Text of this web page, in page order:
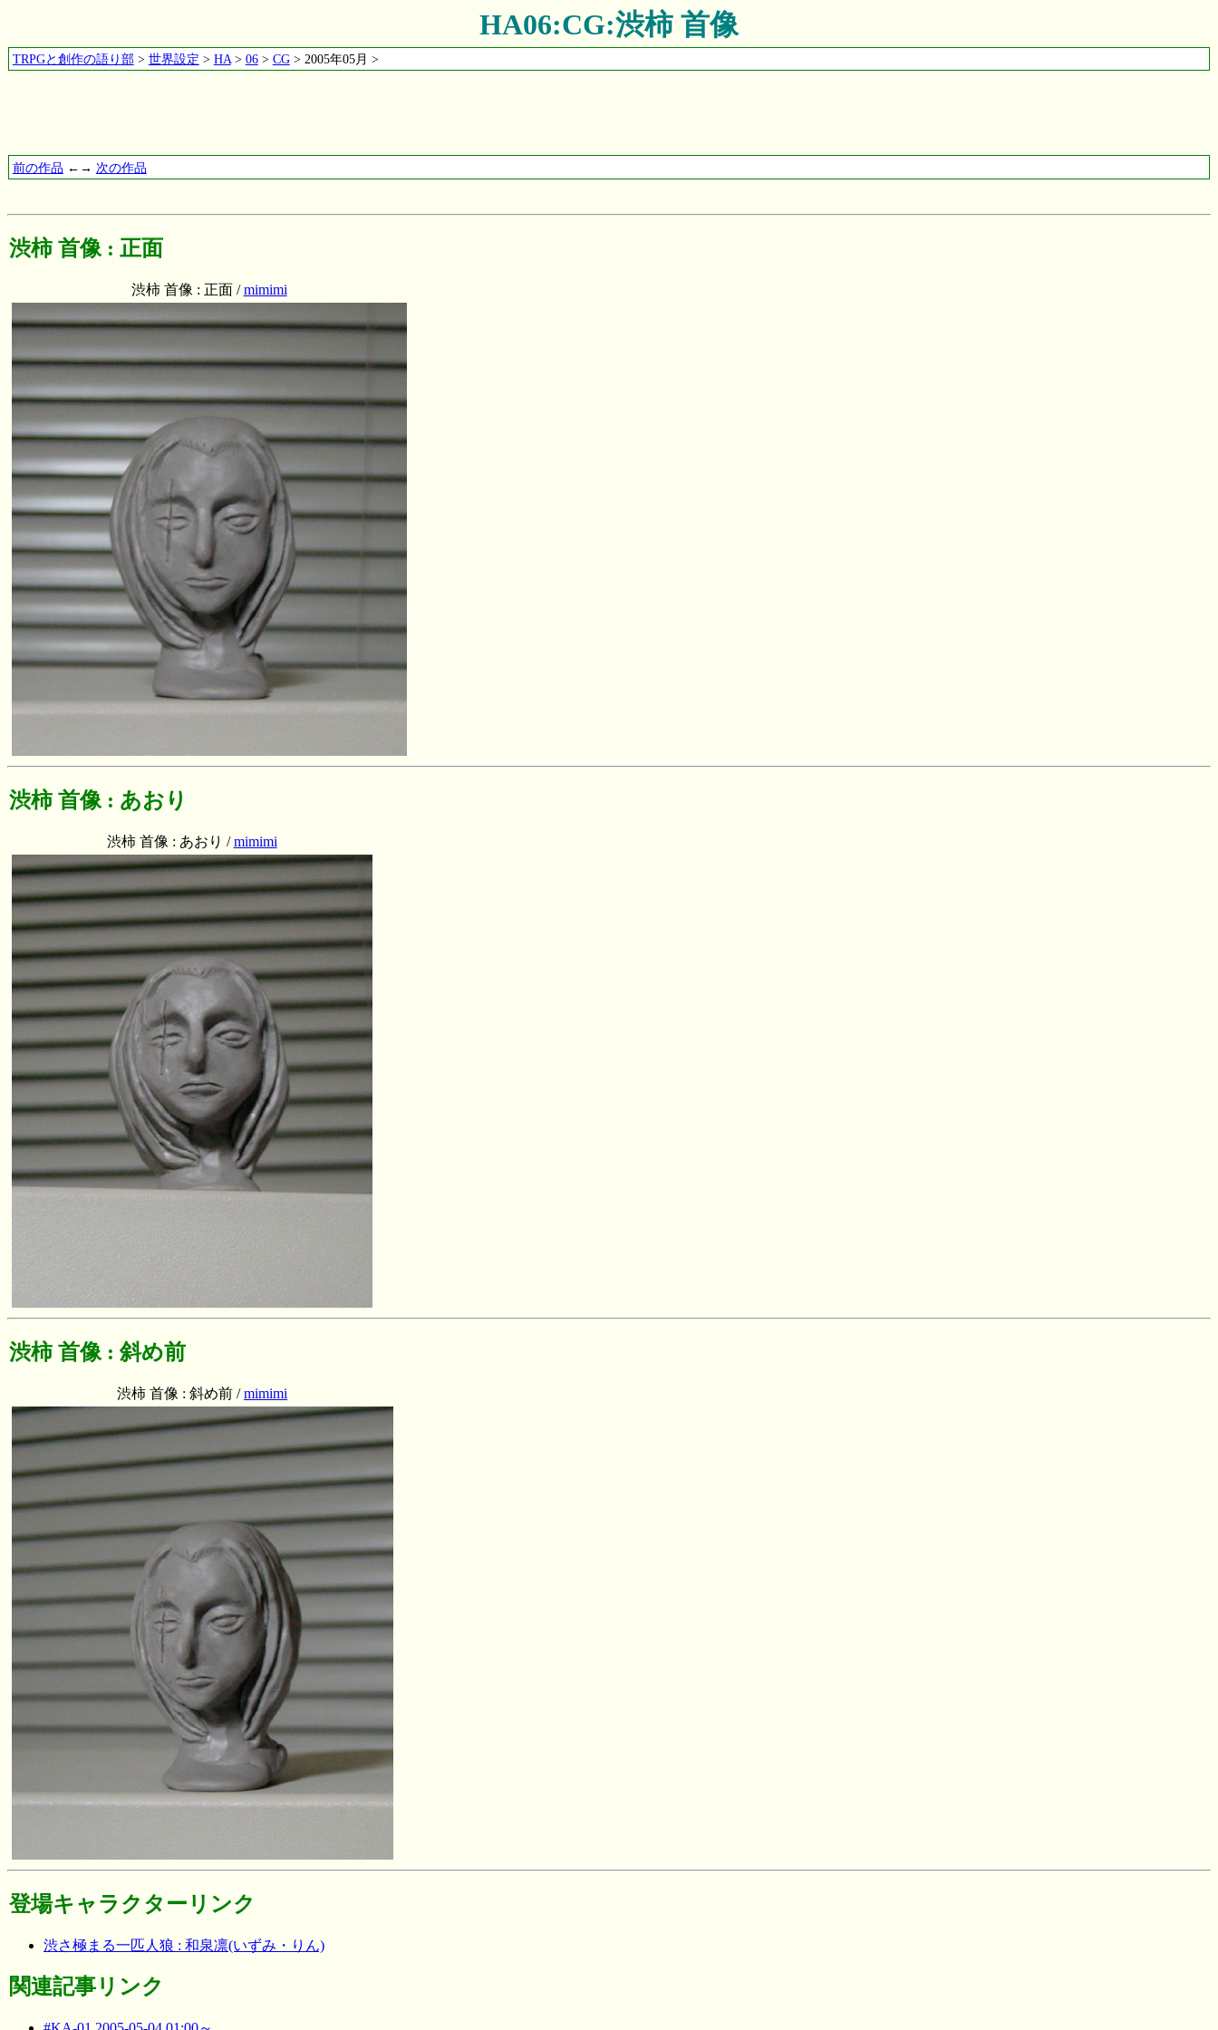
HA06:CG:渋柿 首像
TRPGと創作の語り部> 世界設定 > HA> 06> CG> 2005年05月 >
前の作品 ←→ 次の作品
渋柿 首像 : 正面
渋柿 首像 : 正面 /mimimi
渋柿 首像 : あおり
渋柿 首像 : あおり /mimimi
渋柿 首像 : 斜め前
渋柿 首像 : 斜め前 /mimimi
登場キャラクターリンク
渋さ極まる一匹人狼 : 和泉凛(いずみ・りん)
関連記事リンク